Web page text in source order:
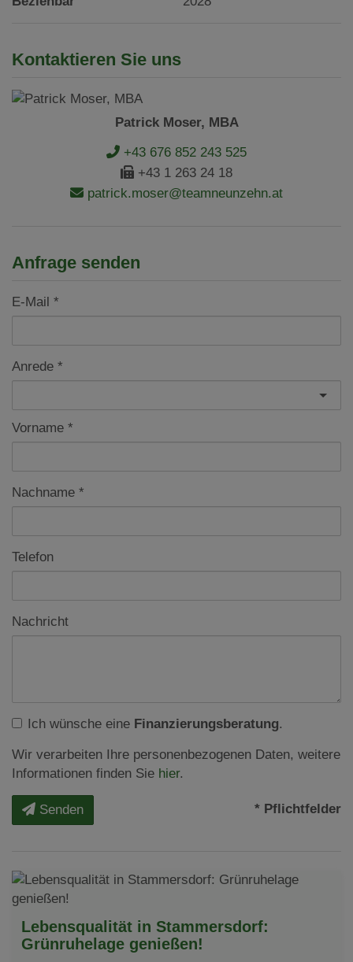
Kontaktieren Sie uns
Patrick Moser, MBA
+43 676 852 243 525
+43 1 263 24 18
patrick.moser@teamneunzehn.at
Anfrage senden
E-Mail
Anrede
Vorname
Nachname
Telefon
Nachricht
Ich wünsche eine Finanzierungsberatung.
Wir verarbeiten Ihre personenbezogenen Daten, weitere
Informationen finden Sie hier.
Senden * Pflichtfelder
Lebensqualität in Stammersdorf:
Grünruhelage genießen!